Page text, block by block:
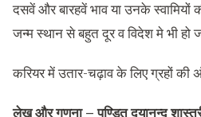
दसवें और बारहवें भाव या उनके स्वामियों
जन्म स्थान से बहुत दूर व विदेश मे भी हो
करियर में उतार-चढ़ाव के लिए ग्रहों की
लेख और गणना – पण्डित दयानन्द